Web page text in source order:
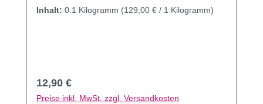
Inhalt: 0.1 Kilogramm (129,00 € / 1 Kilogramm)
Regulärer Preis:
12,90 €
Preise inkl. MwSt. zzgl. Versandkosten